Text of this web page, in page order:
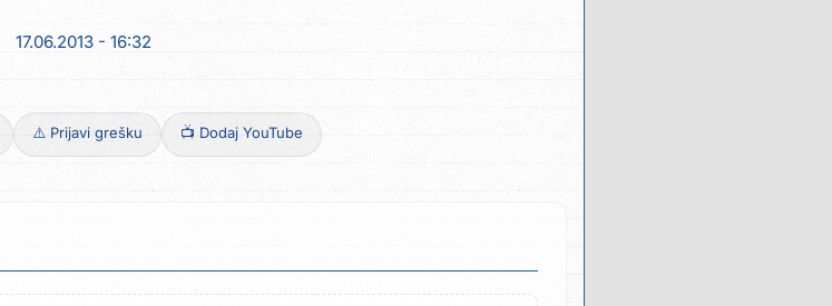
17.06.2013 - 16:32
⚠️ Prijavi grešku 📺 Dodaj YouTube